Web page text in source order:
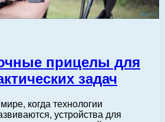
прицелы для
задач
когда технологии
устройства для